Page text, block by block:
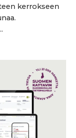
kerrokseen